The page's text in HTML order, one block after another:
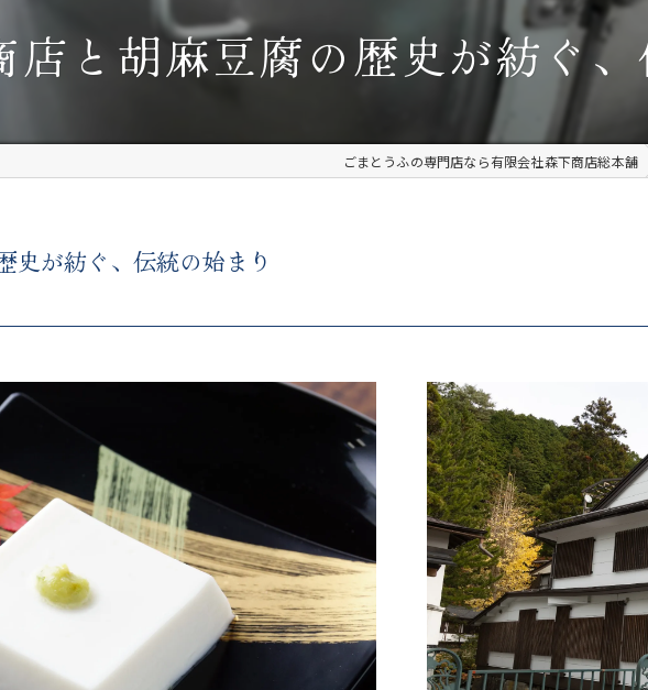
店と胡麻豆腐の歴史が紡ぐ
ごまとうふの専門店なら有限会社森下商店総本舗
史が紡ぐ、伝統の始まり